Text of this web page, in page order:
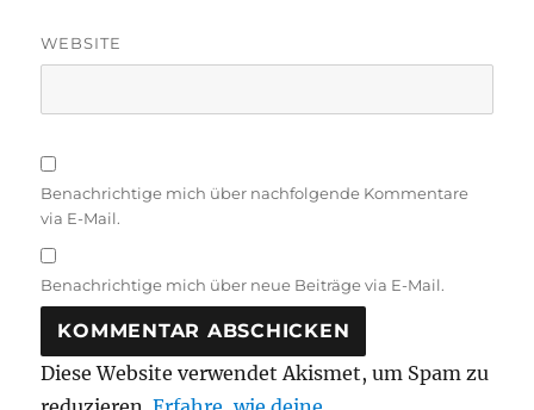
WEBSITE
Benachrichtige mich über nachfolgende Kommentare
via E-Mail.
Benachrichtige mich über neue Beiträge via E-Mail.
Diese Website verwendet Akismet, um Spam zu